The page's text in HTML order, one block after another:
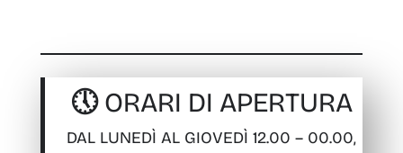
🕔 ORARI DI APERTURA
DAL LUNEDÌ AL GIOVEDÌ 12.00 – 00.00,